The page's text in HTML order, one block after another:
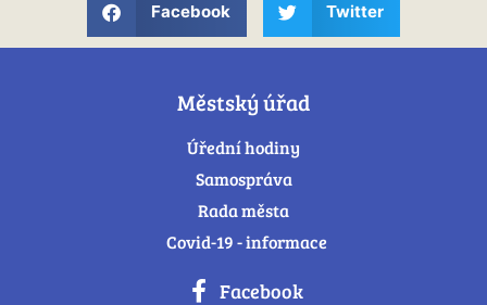
Facebook Twitter
Městský úřad
Úřední hodiny
Samospráva
Rada města
Covid-19 - informace
Facebook